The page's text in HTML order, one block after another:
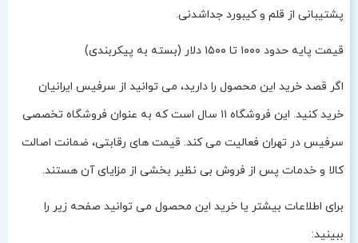
پشتیبانی از قلم و کیبورد جداشدنی.
قیمت پایه حدود ۱۰۰۰ تا ۱۵۰۰ دلار (بسته به پیکربندی)
اگر قصد خرید این محصول را دارید، می توانید از سرفیس ایرانیان
خرید کنید. این فروشگاه ۱۱ سال است که به عنوان فروشگاه تخصصی
سرفیس در تهران فعالیت می کند. قیمت های رقابتی، ضمانت اصالت
کالا و خدمات پس از فروش بی نظیر بخشی از مزایای آن هستند.
برای اطلاعات بیشتر یا خرید این محصول می توانید صفحه زیر را
ببینید: